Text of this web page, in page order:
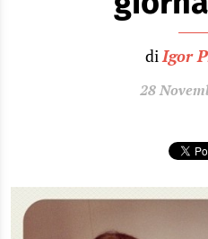
diIgor
28